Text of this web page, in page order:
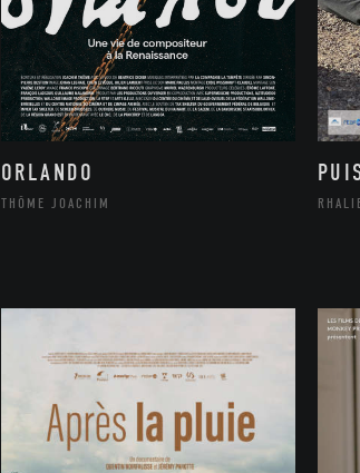
ORLANDO
THÔME JOACHIM